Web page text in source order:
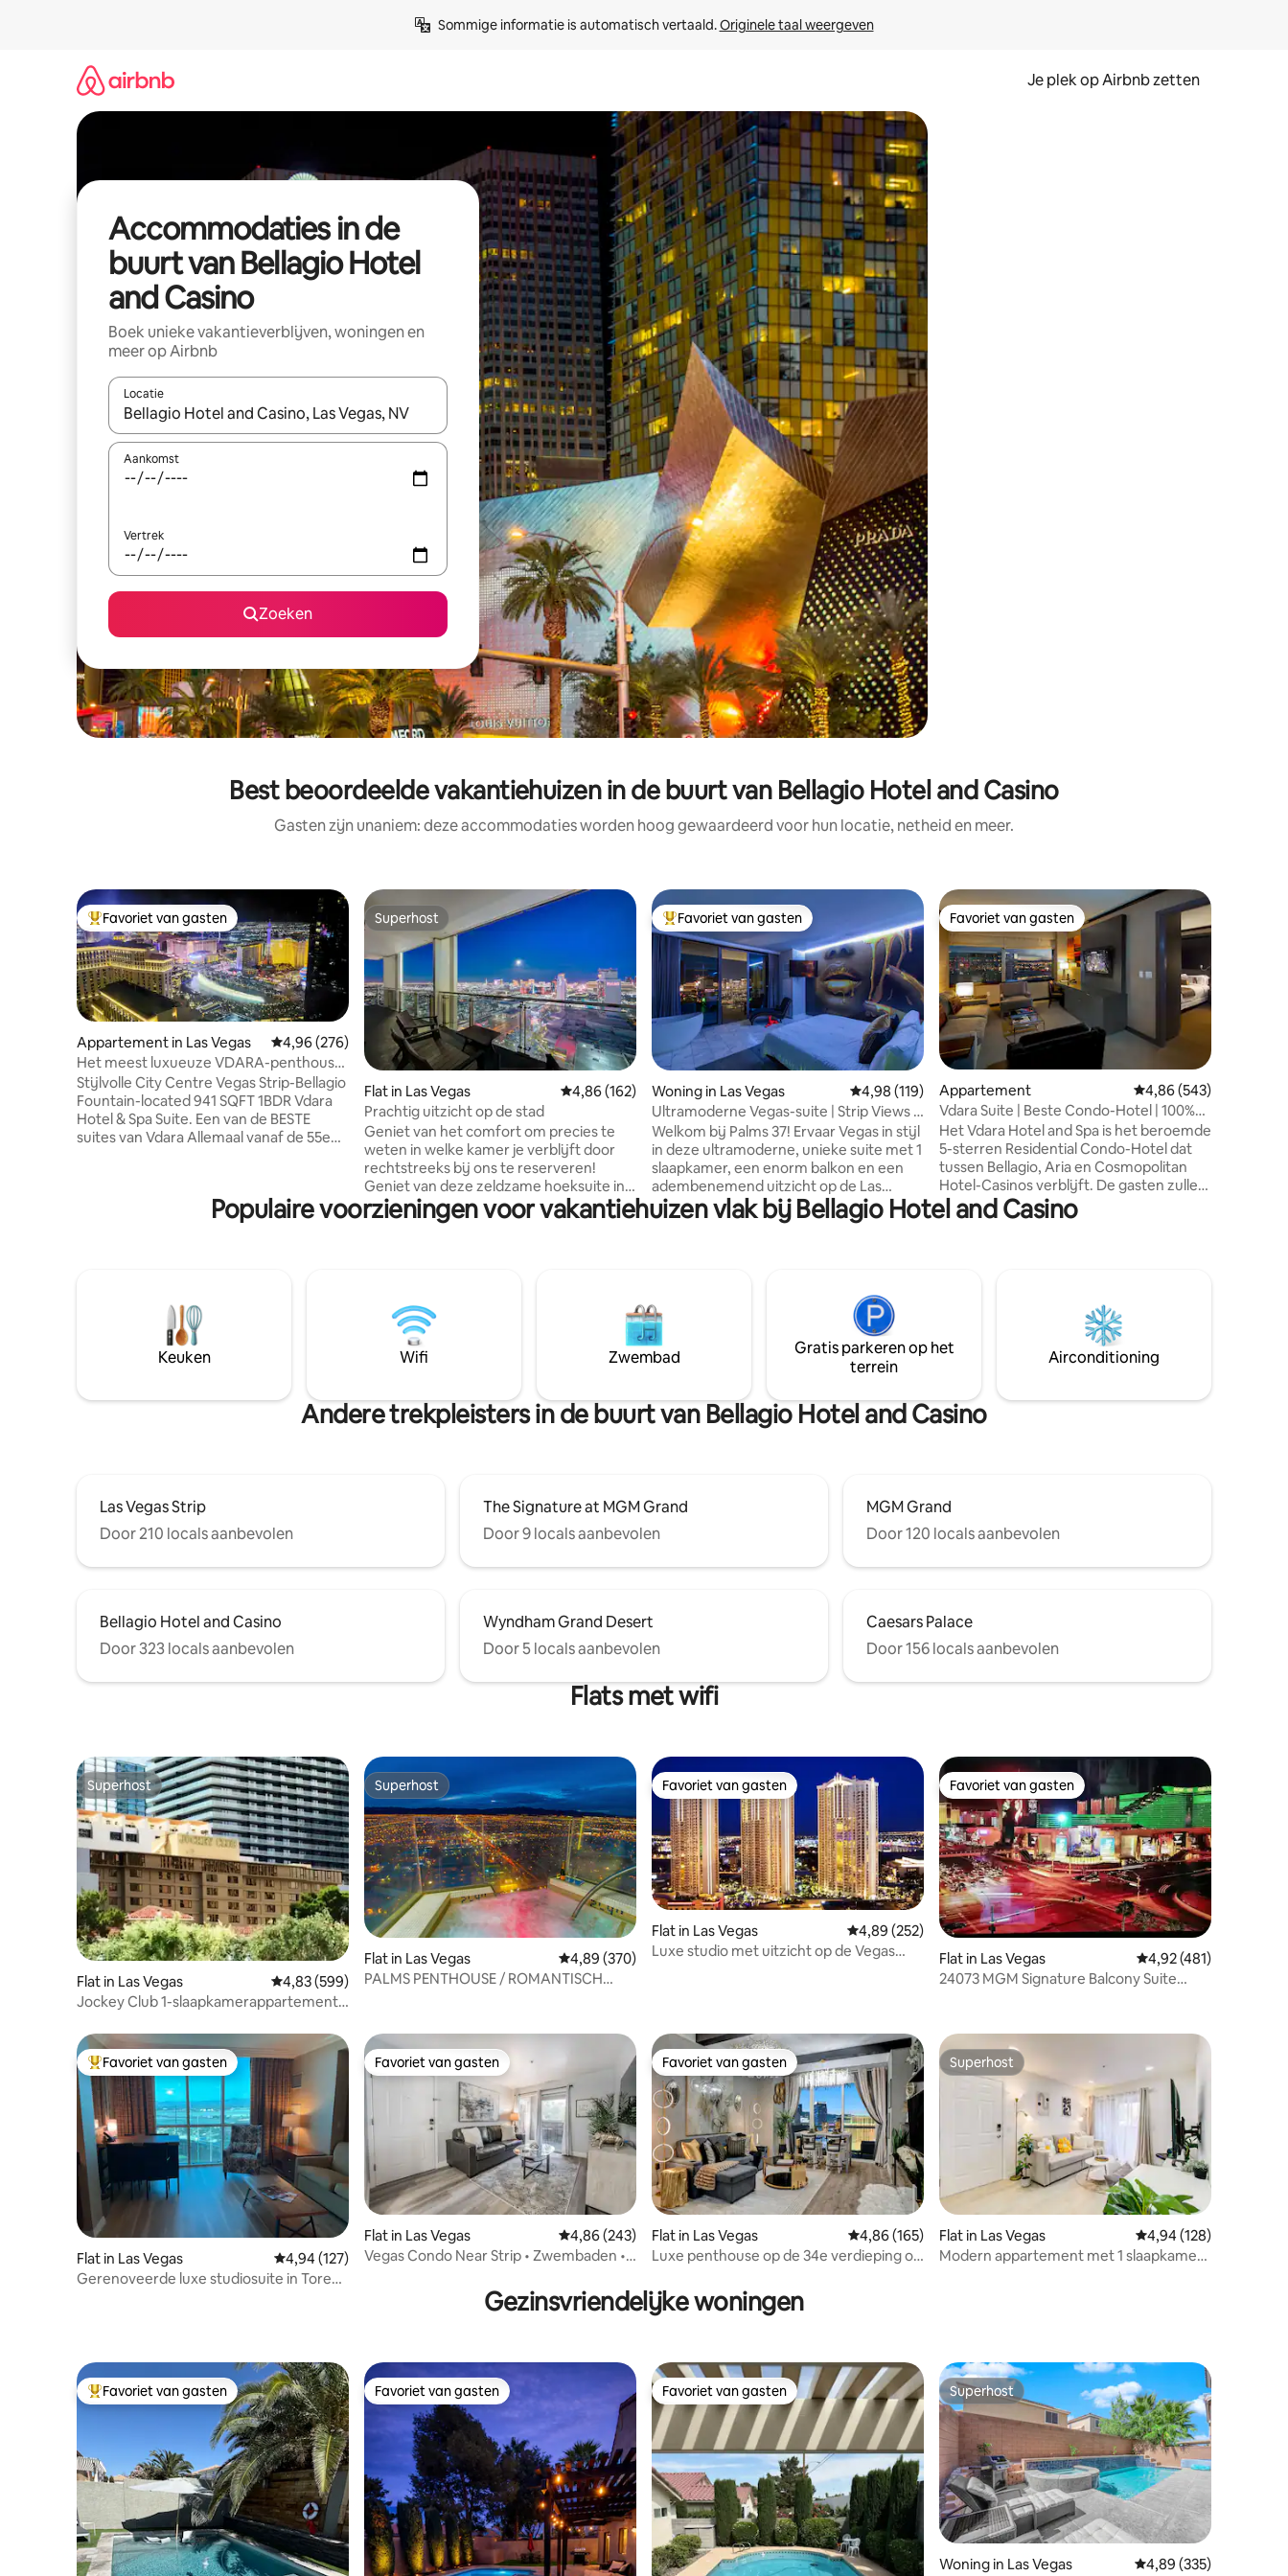
Sommige informatie is automatisch vertaald. Originele taal weergeven
Je plek op Airbnb zetten
Accommodaties in de
buurt van Bellagio Hotel
and Casino
Boek unieke vakantieverblijven, woningen en
meer op Airbnb
Locatie
Wanneer er resultaten beschikbaar zijn, maak je een keuze met je de pijltjestoetsen omhoog en omlaag, óf door te tikken of swipen.
Aankomst
Vertrek
Zoeken
Best beoordeelde vakantiehuizen in de buurt van Bellagio Hotel and Casino
Gasten zijn unaniem: deze accommodaties worden hoog gewaardeerd voor hun locatie, netheid en meer.
Topfavoriet van gasten
Favoriet van gasten
Appartement in Las Vegas Gemiddelde beoordeling van 4,96 op 5, 276 recensies
4,96 (276)
Het meest luxueuze VDARA-penthouse
met uitzicht op de Strip, de Sphere en
het Bellagio
Stijlvolle City Centre Vegas Strip-Bellagio
Fountain-located 941 SQFT 1BDR Vdara
Hotel & Spa Suite. Een van de BESTE
suites van Vdara Allemaal vanaf de 55e
Fountain Views Grote woonkamer, 1
uitschuifbaar queensize slaapbank,
badkamer, spa-achtig bad, grote sit-in
douche kitchenette, een extra 1/2
rekening worden gebracht
Superhost
Superhost
Flat in Las Vegas Gemiddelde beoordeling van 4,86 op 5, 162 recensies
4,86 (162)
Prachtig uitzicht op de stad
Geniet van het comfort om precies te
weten in welke kamer je verblijft door
rechtstreeks bij ons te reserveren!
Geniet van deze zeldzame hoeksuite in
Palms Place Hotel met een balkon van
ongeveer 60 voet met een weids uitzicht
de actie van de Palms casinovloer brengt
en alle voorzieningen die het resort te
bieden heeft!Geniet van het leven in de
suite met dit onvergetelijke verblijf!
Topfavoriet van gasten
Favoriet van gasten
Woning in Las Vegas Gemiddelde beoordeling van 4,98 op 5, 119 recensies
4,98 (119)
Ultramoderne Vegas-suite | Strip Views +
balkon
Welkom bij Palms 37! Ervaar Vegas in stijl
in deze ultramoderne, unieke suite met 1
slaapkamer, een enorm balkon en een
adembenemend uitzicht op de Las
Vegas Strip. Deze opgewaardeerde suite
beschikt over een strak, op maat
energie van Vegas tot aan je deur
brengen. Geniet van GRATIS snelle wifi,
GRATIS parkeren en directe toegang tot
het Palms Casino. Slechts een korte
wandeling naar de Strip, het nachtleven
Favoriet van gasten
Favoriet van gasten
Appartement Gemiddelde
4,86 (543)
Vdara Suite | Beste Condo-Hotel | 100%
rookvrij
Het Vdara Hotel and Spa is het beroemde
5-sterren Residential Condo-Hotel dat
tussen Bellagio, Aria en Cosmopolitan
Hotel-Casinos verblijft. De gasten zullen
een unieke ervaring hebben om zich
thuis te voelen in een ontspannen en
strip, de meest exclusieve en best
gelegen plek om te verblijven in Vegas
Pas op voor andere 'Vdara Suites', het
zijn eigenlijk studio 's !
Populaire voorzieningen voor vakantiehuizen vlak bij Bellagio Hotel and Casino
Keuken Wifi Zwembad
Gratis parkeren op het
terrein
Airconditioning
Andere trekpleisters in de buurt van Bellagio Hotel and Casino
Las Vegas Strip
Door 210 locals aanbevolen
The Signature at MGM Grand
Door 9 locals aanbevolen
MGM Grand
Door 120 locals aanbevolen
Bellagio Hotel and Casino
Door 323 locals aanbevolen
Wyndham Grand Desert
Door 5 locals aanbevolen
Caesars Palace
Door 156 locals aanbevolen
Flats met wifi
Superhost
Superhost
Flat in Las Vegas Gemiddelde beoordeling van 4,83 op 5, 599 recensies
4,83 (599)
Jockey Club 1-slaapkamerappartement
Superhost
Superhost
Flat in Las Vegas Gemiddelde beoordeling van 4,89 op 5, 370 recensies
4,89 (370)
PALMS PENTHOUSE / ROMANTISCH
Favoriet van gasten
Favoriet van gasten
Flat in Las Vegas Gemiddelde beoordeling van 4,89 op 5, 252 recensies
4,89 (252)
Luxe studio met uitzicht op de Vegas
Favoriet van gasten
Favoriet van gasten
Flat in Las Vegas Gemiddelde
4,92 (481)
24073 MGM Signature Balcony Suite
Topfavoriet van gasten
Favoriet van gasten
Flat in Las Vegas Gemiddelde beoordeling van 4,94 op 5, 127 recensies
4,94 (127)
Gerenoveerde luxe studiosuite in Toren
Favoriet van gasten
Favoriet van gasten
Flat in Las Vegas Gemiddelde beoordeling van 4,86 op 5, 243 recensies
4,86 (243)
Vegas Condo Near Strip • Zwembaden •
Favoriet van gasten
Favoriet van gasten
Flat in Las Vegas Gemiddelde beoordeling van 4,86 op 5, 165 recensies
4,86 (165)
Luxe penthouse op de 34e verdieping op
Superhost
Superhost
Flat in Las Vegas Gemiddelde
4,94 (128)
Modern appartement met 1 slaapkamer
Gezinsvriendelijke woningen
Topfavoriet van gasten
Favoriet van gasten Favoriet van gasten
Favoriet van gasten Favoriet van gasten
Favoriet van gasten Superhost
Superhost
Woning in Las Vegas Gemiddelde
4,89 (335)